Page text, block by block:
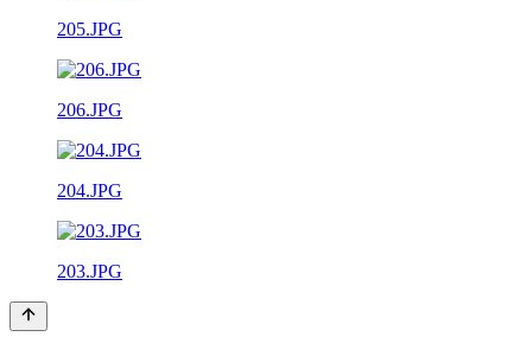
205.JPG
206.JPG
204.JPG
203.JPG